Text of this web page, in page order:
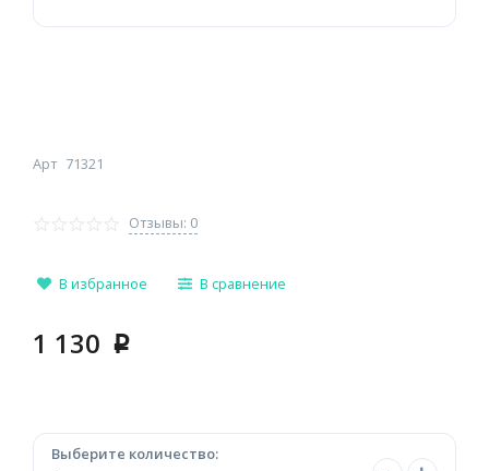
Арт 71321
Отзывы: 0
В избранное В сравнение
1 130 p
Выберите количество: